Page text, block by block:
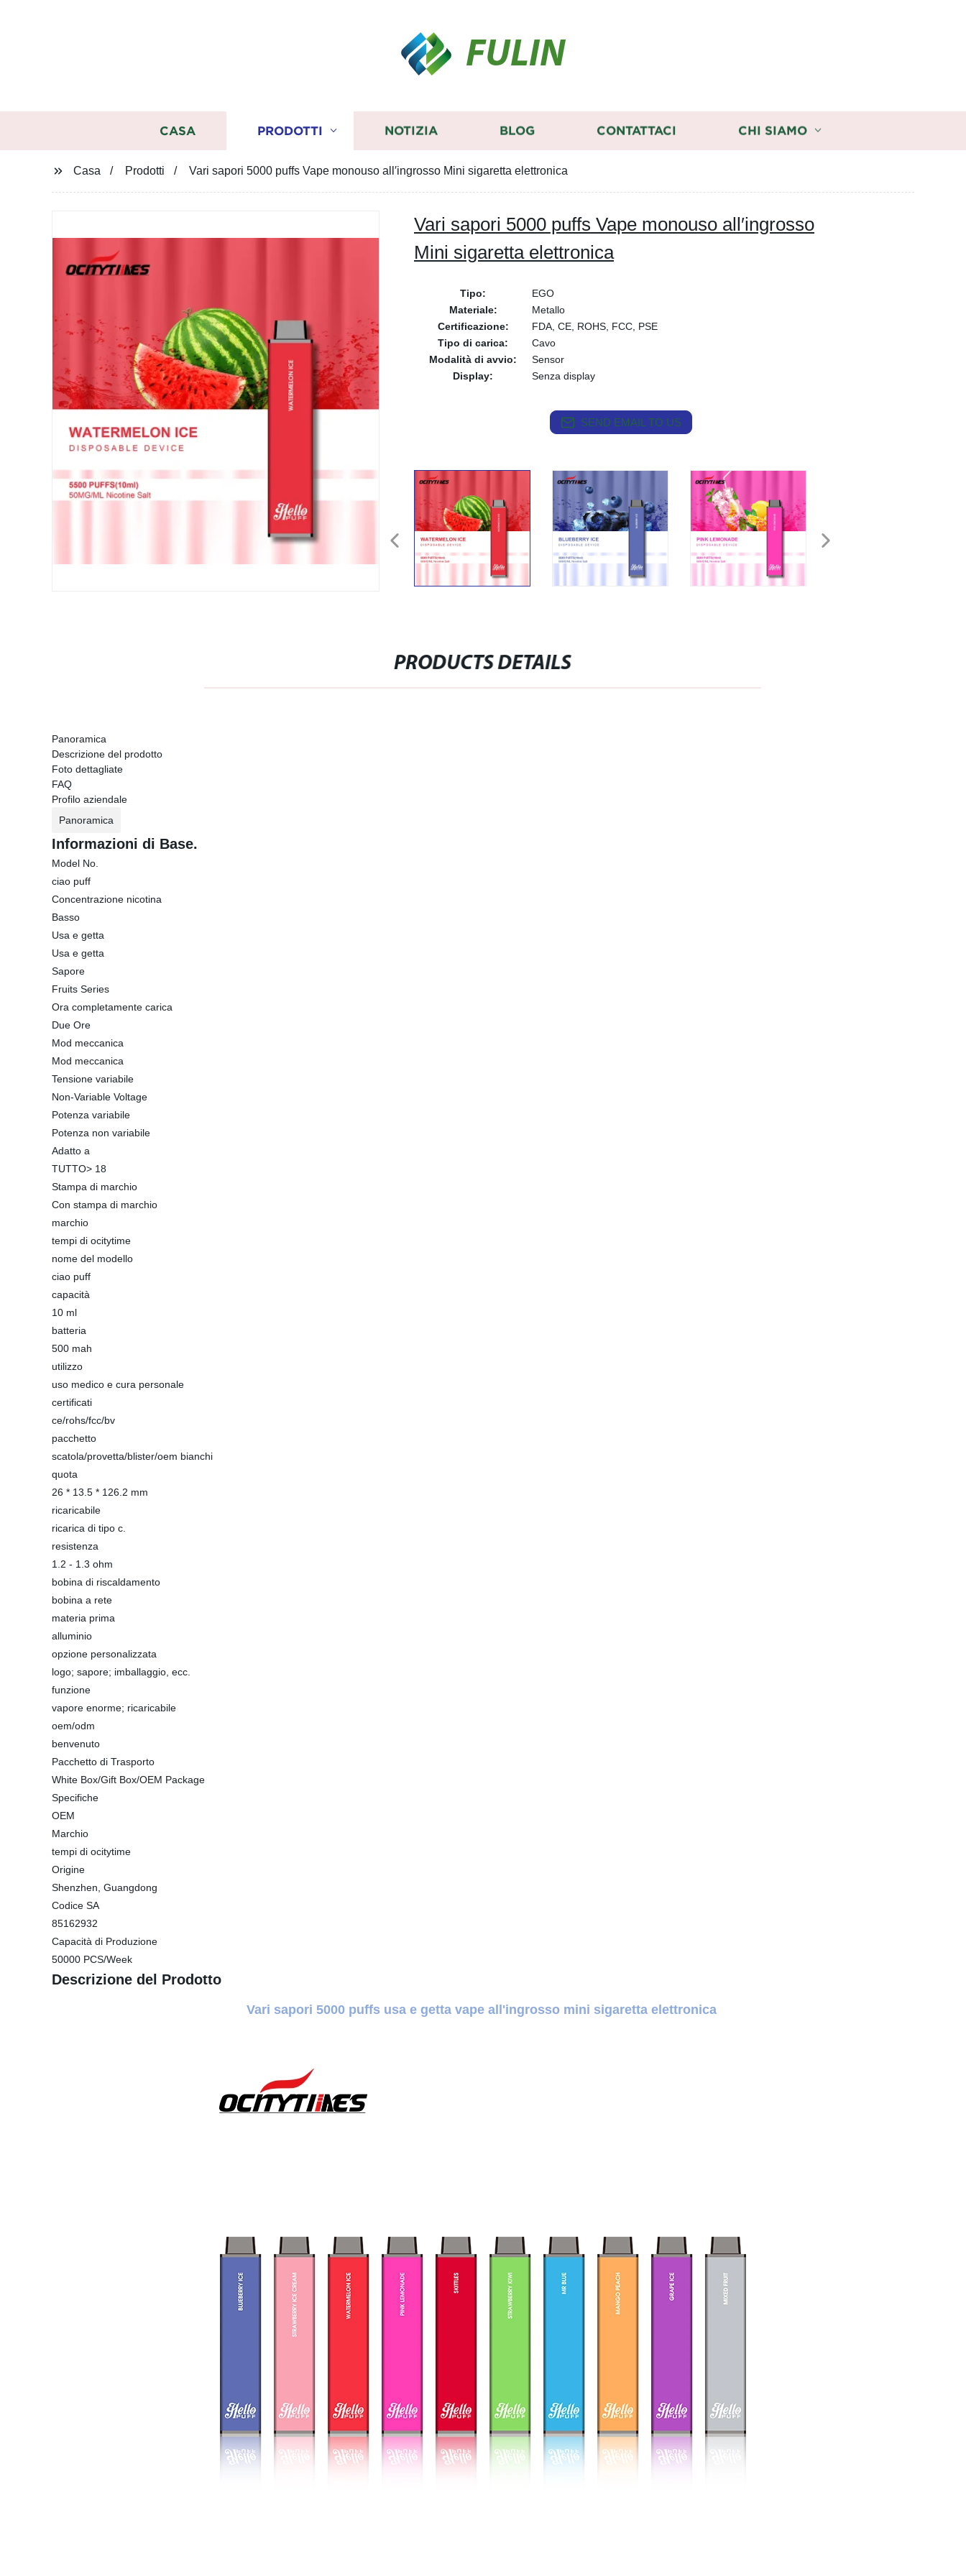
FULIN
CASA PRODOTTI NOTIZIA BLOG CONTATTACI CHI SIAMO
Casa Prodotti Vari sapori 5000 puffs Vape monouso all′ingrosso Mini sigaretta elettronica
Vari sapori 5000 puffs Vape monouso all′ingrosso
Mini sigaretta elettronica
Tipo:
EGO
Materiale:
Metallo
Certificazione:
FDA, CE, ROHS, FCC, PSE
Tipo di carica:
Cavo
Modalità di avvio:
Sensor
Display:
Senza display
SEND EMAIL TO US
PRODUCTS DETAILS
Panoramica
Descrizione del prodotto
Foto dettagliate
FAQ
Profilo aziendale
Panoramica
Informazioni di Base.
Model No.
ciao puff
Concentrazione nicotina
Basso
Usa e getta
Usa e getta
Sapore
Fruits Series
Ora completamente carica
Due Ore
Mod meccanica
Mod meccanica
Tensione variabile
Non-Variable Voltage
Potenza variabile
Potenza non variabile
Adatto a
TUTTO> 18
Stampa di marchio
Con stampa di marchio
marchio
tempi di ocitytime
nome del modello
ciao puff
capacità
10 ml
batteria
500 mah
utilizzo
uso medico e cura personale
certificati
ce/rohs/fcc/bv
pacchetto
scatola/provetta/blister/oem bianchi
quota
26 * 13.5 * 126.2 mm
ricaricabile
ricarica di tipo c.
resistenza
1.2 - 1.3 ohm
bobina di riscaldamento
bobina a rete
materia prima
alluminio
opzione personalizzata
logo; sapore; imballaggio, ecc.
funzione
vapore enorme; ricaricabile
oem/odm
benvenuto
Pacchetto di Trasporto
White Box/Gift Box/OEM Package
Specifiche
OEM
Marchio
tempi di ocitytime
Origine
Shenzhen, Guangdong
Codice SA
85162932
Capacità di Produzione
50000 PCS/Week
Descrizione del Prodotto
Vari sapori 5000 puffs usa e getta vape all'ingrosso mini sigaretta elettronica